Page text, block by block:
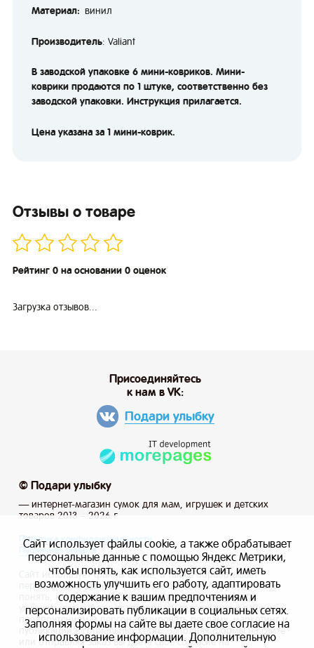
Материал: винил
Производитель: Valiant
В заводской упаковке 6 мини-ковриков. Мини-
коврики продаются по 1 штуке, соответственно без
заводской упаковки. Инструкция прилагается.
Цена указана за 1 мини-коврик.
Отзывы о товаре
Рейтинг 0 на основании 0 оценок
Загрузка отзывов...
© Подари улыбку
— интернет-магазин сумок для мам, игрушек и детских
товаров 2013 – 2026 г.
Присоединяйтесь
к нам в VK:
Подари улыбку
Политика конфиденциальности
Публичная оферта
Сайт использует файлы cookie, а также обрабатывает
персональные данные с помощью Яндекс Метрики, чтобы
понять, как используется сайт, и иметь возможность
улучшить его работу, адаптировать содержание к вашим
предпочтениям и персонализировать рекламу, маркетинг и
публикации в социальных сетях. Заполняя формы на сайте
или отправляя заказ вы даете свое согласие на
Сайт использует файлы cookie, а также обрабатывает
персональные данные с помощью Яндекс Метрики,
чтобы понять, как используется сайт, иметь
возможность улучшить его работу, адаптировать
содержание к вашим предпочтениям и
персонализировать публикации в социальных сетях.
Заполняя формы на сайте вы даете свое согласие на
использование информации. Дополнительную